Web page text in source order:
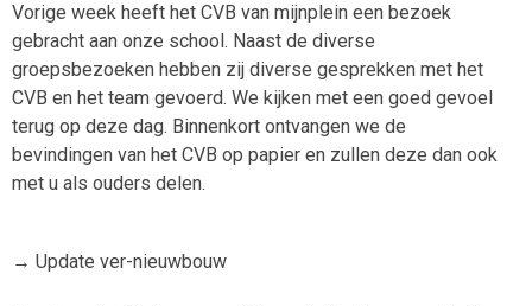
Vorige week heeft het CVB van mijnplein een bezoek
gebracht aan onze school. Naast de diverse
groepsbezoeken hebben zij diverse gesprekken met het
CVB en het team gevoerd. We kijken met een goed gevoel
terug op deze dag. Binnenkort ontvangen we de
bevindingen van het CVB op papier en zullen deze dan ook
met u als ouders delen.
→ Update ver-nieuwbouw